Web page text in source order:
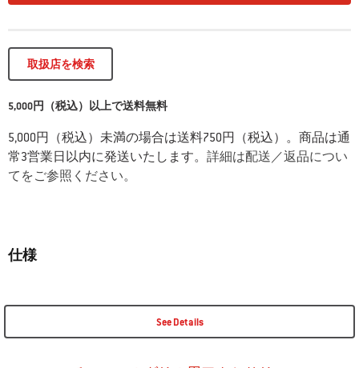
取扱店を検索
5,000円（税込）以上で送料無料
5,000円（税込）未満の場合は送料750円（税込）。商品は通
常3営業日以内に発送いたします。 詳細は配送／返品につい
てをご参照ください。
仕様
See Details